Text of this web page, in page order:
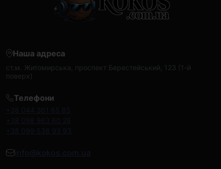
Наша адреса
ст.м. Житомирська, проспект Берестейський, 123 (1-й
поверх)
Телефони
+38 044 361 65 85
+38 098 963 60 26
+38 099 538 93 93
info@kokos.com.ua